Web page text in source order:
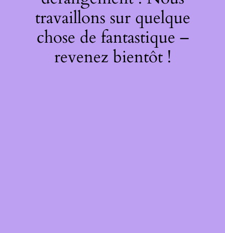
travaillons sur quelque
chose de fantastique –
revenez bientôt !